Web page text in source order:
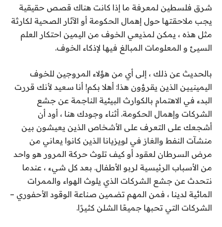
شرق فلسطين لمعرفة ما إذا كانت هناك قصص حقيقية
يجب ملاحقتها حول إهمال الحكومة أو الآثار الصحية لكارثة
مثل هذه ، يمكن لمذيعي الخوف من اليمين احتكار العلم
السيئ و المعلومات المبالغ فيها لإذكاء الخوف.
بالحديث عن ذلك ، إلى أي من هؤلاء المروجين للخوف
اليمينيين الذين يقرؤون هذا: أهلا بكم! أنا سعيد لأنك قررت
البدء في الاهتمام بالكوارث البيئية الناجمة عن جشع
الشركات وإهمال الحكومة. أثناء وجودك هنا ، أود أن
أشجعك على التعرف على الأشخاص الذين يعيشون بين
منشآت النفط والغاز في لويزيانا الذين كانوا يعاني من
مرض السرطان لعقود أو كيف تلوث حركة المرور هو واحد
من الأسباب الرئيسية لربو الأطفال. بعد كل شيء ، عندما
نتحدث عن جشع الشركات الذي يلوث الهواء والممرات
المائية لدينا ، فمن المهم تضمين صناعة الوقود الأحفوري –
الشركات التي تحبها جميعًا الشلن كثيرًا.